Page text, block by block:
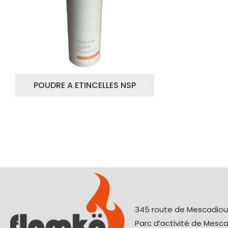
POUDRE A ETINCELLES NSP
345 route de Mescadiou
Parc d’activité de